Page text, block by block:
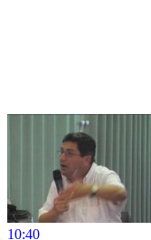
10:40